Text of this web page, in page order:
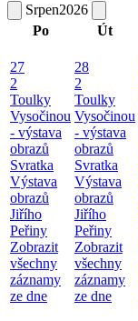
Srpen2026
Po
Út
27
2
Toulky
Vysočinou
- výstava
obrazů
Svratka
Výstava
obrazů
Jiřího
Peřiny
Zobrazit
všechny
záznamy
ze dne
28
2
Toulky
Vysočinou
- výstava
obrazů
Svratka
Výstava
obrazů
Jiřího
Peřiny
Zobrazit
všechny
záznamy
ze dne